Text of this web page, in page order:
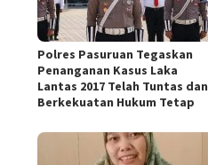
Polres Pasuruan Tegaskan
Penanganan Kasus Laka
Lantas 2017 Telah Tuntas dan
Berkekuatan Hukum Tetap